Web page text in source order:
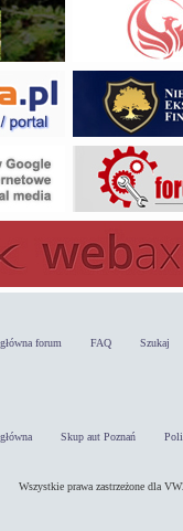
forum FAQ Szukaj
Skup aut Poznań
Wszystkie prawa zastrzeżone dla